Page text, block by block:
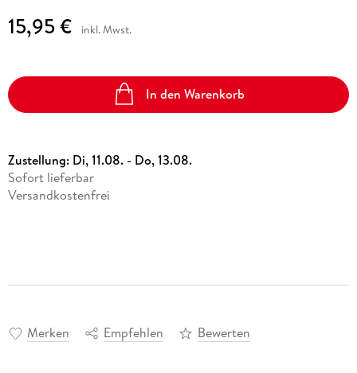
15,95 € inkl. Mwst.
In den Warenkorb
Zustellung: Di, 11.08. - Do, 13.08.
Sofort lieferbar
Versandkostenfrei
Merken Empfehlen Bewerten